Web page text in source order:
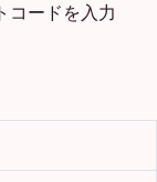
コードを入力